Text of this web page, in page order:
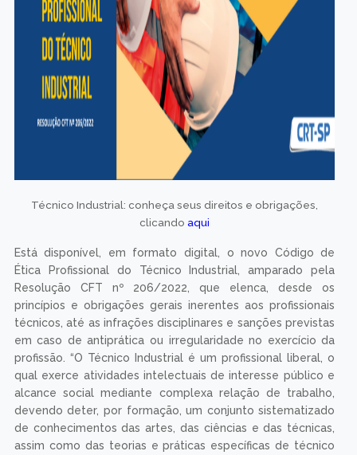
Técnico Industrial: conheça seus direitos e obrigações,
clicando aqui
Está disponível, em formato digital, o novo Código de
Ética Profissional do Técnico Industrial, amparado pela
Resolução CFT nº 206/2022, que elenca, desde os
princípios e obrigações gerais inerentes aos profissionais
técnicos, até as infrações disciplinares e sanções previstas
em caso de antiprática ou irregularidade no exercício da
profissão. “O Técnico Industrial é um profissional liberal, o
qual exerce atividades intelectuais de interesse público e
alcance social mediante complexa relação de trabalho,
devendo deter, por formação, um conjunto sistematizado
de conhecimentos das artes, das ciências e das técnicas,
assim como das teorias e práticas específicas de técnico